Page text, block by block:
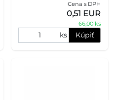
prírodná a pomáha čistiť
zuby psíka. Ak máte dom
Cena s DPH
0,51 EUR
66,00 ks
ks Kúpiť